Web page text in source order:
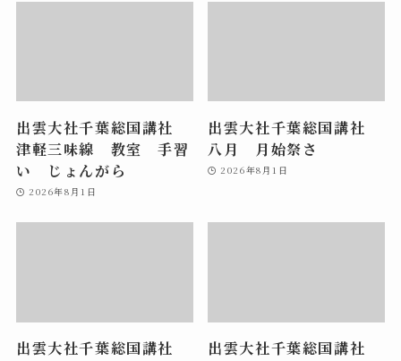
出雲大社千葉総国講社
津軽三味線 教室 手習
い じょんがら
2026年8月1日
出雲大社千葉総国講社
八月 月始祭さ
2026年8月1日
出雲大社千葉総国講社
出雲大社千葉総国講社